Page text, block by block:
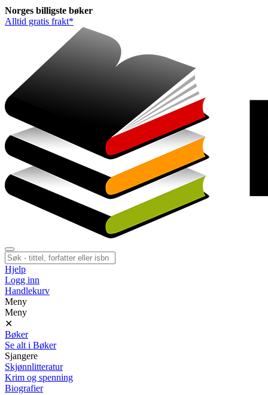
Norges billigste bøker
Alltid gratis frakt*
Hjelp
Logg inn
Handlekurv
Meny
Meny
✕
Bøker
Se alt i Bøker
Sjangere
Skjønnlitteratur
Krim og spenning
Biografier